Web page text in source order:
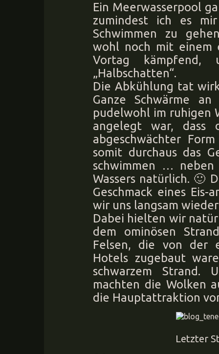
Ein Meerwasserpool
zumindest ich es
Schwimmen zu
wohl noch mit einem
Vortag kämpfend,
„Halbschatten“.
Die Abkühlung tat
Ganze Schwärme
pudelwohl im ruhigen
angelegt war, dass
abgeschwächter
somit durchaus das
schwimmen … neben
Wassers natürlich. 🙂
Geschmack eines
wir uns langsam
Dabei hielten wir
dem ominösen
Felsen, die von der
Hotels zugebaut
schwarzem Strand.
machten die Wolken
die Hauptattraktion
Letzter